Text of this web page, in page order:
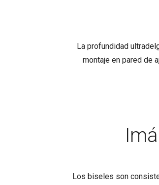
La profundidad
montaje en pared de
Los biseles son